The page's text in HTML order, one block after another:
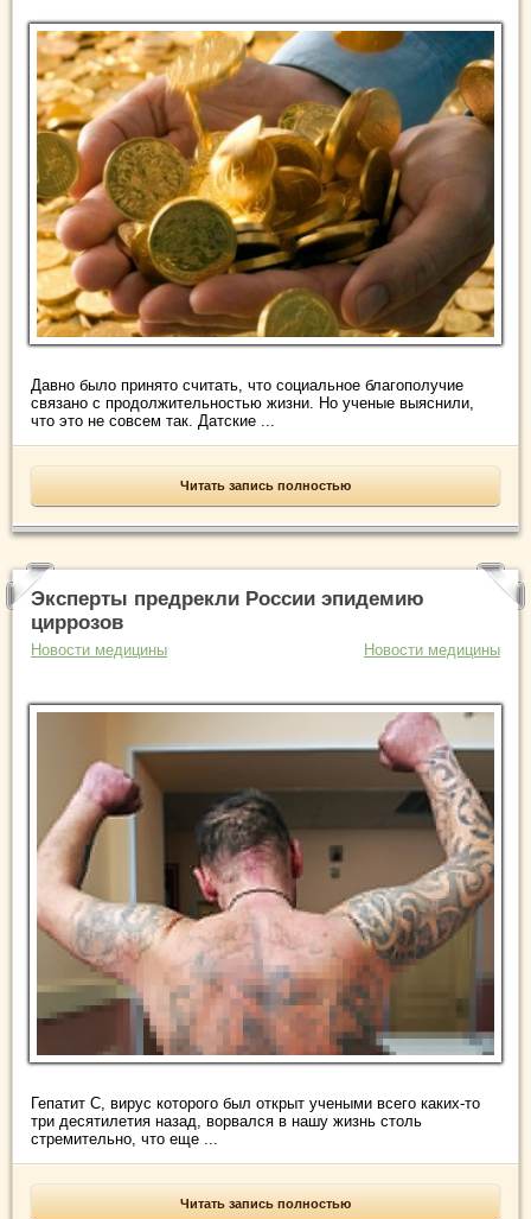
Давно было принято считать, что социальное благополучие
связано с продолжительностью жизни. Но ученые выяснили,
что это не совсем так. Датские ...
Читать запись полностью
Эксперты предрекли России эпидемию
циррозов
Новости медицины Новости медицины
Гепатит С, вирус которого был открыт учеными всего каких-то
три десятилетия назад, ворвался в нашу жизнь столь
стремительно, что еще ...
Читать запись полностью